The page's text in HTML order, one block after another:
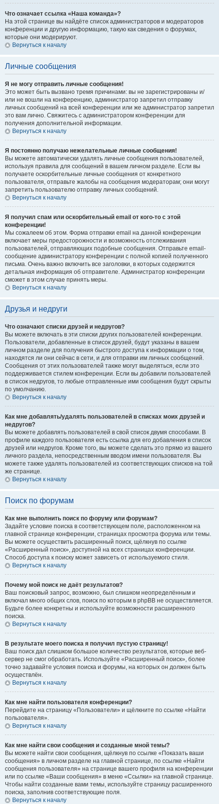
Что означает ссылка «Наша команда»?
На этой странице вы найдёте список администраторов и модераторов
конференции и другую информацию, такую как сведения о форумах,
которые они модерируют.
Вернуться к началу
Личные сообщения
Я не могу отправить личные сообщения!
Это может быть вызвано тремя причинами: вы не зарегистрированы и/
или не вошли на конференцию, администратор запретил отправку
личных сообщений на всей конференции или же администратор запретил
это вам лично. Свяжитесь с администратором конференции для
получения дополнительной информации.
Вернуться к началу
Я постоянно получаю нежелательные личные сообщения!
Вы можете автоматически удалять личные сообщения пользователей,
используя правила для сообщений в вашем личном разделе. Если вы
получаете оскорбительные личные сообщения от конкретного
пользователя, отправьте жалобы на сообщения модераторам; они могут
запретить пользователю отправку личных сообщений.
Вернуться к началу
Я получил спам или оскорбительный email от кого-то с этой
конференции!
Мы сожалеем об этом. Форма отправки email на данной конференции
включает меры предосторожности и возможность отслеживания
пользователей, отправляющих подобные сообщения. Отправьте email-
сообщение администратору конференции с полной копией полученного
письма. Очень важно включить все заголовки, в которых содержится
детальная информация об отправителе. Администратор конференции
сможет в этом случае принять меры.
Вернуться к началу
Друзья и недруги
Что означают списки друзей и недругов?
Вы можете включать в эти списки других пользователей конференции.
Пользователи, добавленные в список друзей, будут указаны в вашем
личном разделе для получения быстрого доступа к информации о том,
находятся ли они сейчас в сети, и для отправки им личных сообщений.
Сообщения от этих пользователей также могут выделяться, если это
поддерживается стилем конференции. Если вы добавили пользователей
в список недругов, то любые отправленные ими сообщения будут скрыты
по умолчанию.
Вернуться к началу
Как мне добавлять/удалять пользователей в списках моих друзей и
недругов?
Вы можете добавлять пользователей в свой список двумя способами. В
профиле каждого пользователя есть ссылка для его добавления в список
друзей или недругов. Кроме того, вы можете сделать это прямо из вашего
личного раздела, непосредственным вводом имени пользователя. Вы
можете также удалять пользователей из соответствующих списков на той
же странице.
Вернуться к началу
Поиск по форумам
Как мне выполнить поиск по форуму или форумам?
Задайте условие поиска в соответствующем поле, расположенном на
главной странице конференции, страницах просмотра форума или темы.
Вы можете осуществить расширенный поиск, щёлкнув по ссылке
«Расширенный поиск», доступной на всех страницах конференции.
Способ доступа к поиску может зависеть от используемого стиля.
Вернуться к началу
Почему мой поиск не даёт результатов?
Ваш поисковый запрос, возможно, был слишком неопределённым и
включал много общих слов, поиск по которым в phpBB не осуществляется.
Будьте более конкретны и используйте возможности расширенного
поиска.
Вернуться к началу
В результате моего поиска я получил пустую страницу!
Ваш поиск дал слишком большое количество результатов, которые веб-
сервер не смог обработать. Используйте «Расширенный поиск», более
точно задавайте условия поиска и форумы, на которых он должен быть
осуществлён.
Вернуться к началу
Как мне найти пользователя конференции?
Перейдите на страницу «Пользователи» и щёлкните по ссылке «Найти
пользователя».
Вернуться к началу
Как мне найти свои сообщения и созданные мной темы?
Вы можете найти свои сообщения, щёлкнув по ссылке «Показать ваши
сообщения» в личном разделе на главной странице, по ссылке «Найти
сообщения пользователя» на странице вашего профиля на конференции
или по ссылке «Ваши сообщения» в меню «Ссылки» на главной странице.
Чтобы найти созданные вами темы, используйте страницу расширенного
поиска, заполнив соответствующие поля.
Вернуться к началу